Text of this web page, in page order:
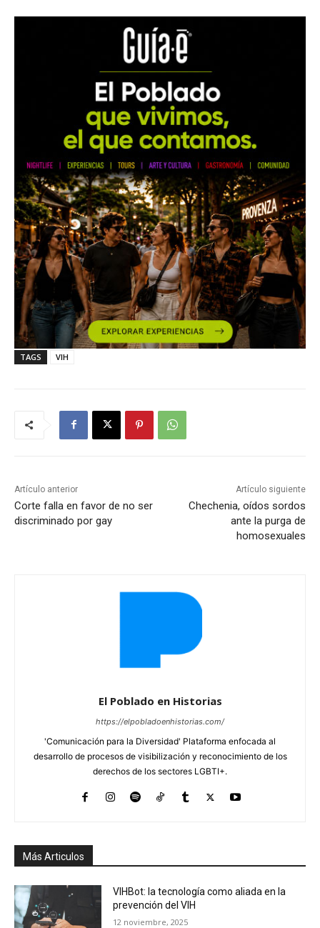
TAGS VIH
Artículo anterior
Corte falla en favor de no ser
discriminado por gay
Artículo siguiente
Chechenia, oídos sordos
ante la purga de
homosexuales
El Poblado en Historias
https://elpobladoenhistorias.com/
'Comunicación para la Diversidad' Plataforma enfocada al
desarrollo de procesos de visibilización y reconocimiento de los
derechos de los sectores LGBTI+.
Más Articulos
VIHBot: la tecnología como aliada en la
prevención del VIH
12 noviembre, 2025